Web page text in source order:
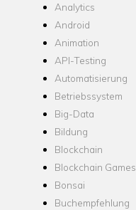
Analytics
Android
Animation
API-Testing
Automatisierung
Betriebssystem
Big-Data
Bildung
Blockchain
Blockchain Games
Bonsai
Buchempfehlung